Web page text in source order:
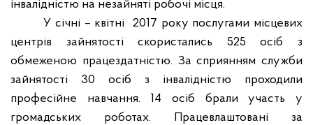
інвалідністю на незайняті робочі місця.
У січні – квітні
2017 року послугами місцевих
центрів зайнятості скористались 525 осіб з
обмеженою працездатністю. За сприянням служби
зайнятості 30 осіб з інвалідністю проходили
професійне навчання. 14 осіб брали участь у
громадських роботах. Працевлаштовані за